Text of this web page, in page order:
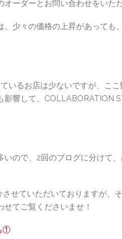
ーダーとお問い合わせをいた
少々の価格の上昇があっても
いるお店は少ないですが、ここ
影響して、COLLABORATION
ので、2回のブログに分けて
せていただいておりますが、
てご覧くださいませ！
①